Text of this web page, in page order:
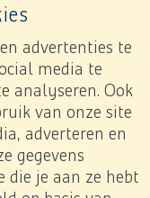
advertenties te
media te
analyseren. Ook
van onze site
adverteren en
gegevens
je aan ze hebt
wij
mijn verslag